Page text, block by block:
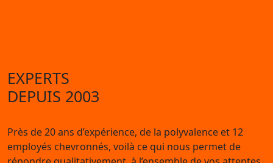
EXPERTS
DEPUIS 2003
Près de 20 ans d’expérience, de la polyvalence et 12
employés chevronnés, voilà ce qui nous permet de